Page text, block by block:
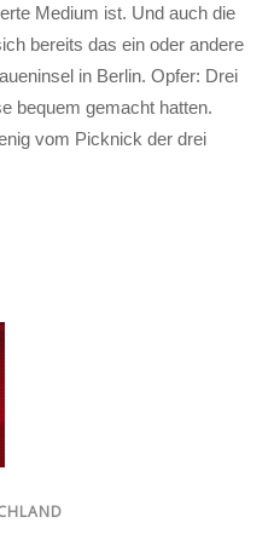
Medium ist. Und auch die
bereits das ein oder andere
in Berlin. Opfer: Drei
bequem gemacht hatten.
vom Picknick der drei